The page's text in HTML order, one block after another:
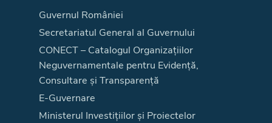
Guvernul României
Secretariatul General al Guvernului
CONECT – Catalogul Organizațiilor
Neguvernamentale pentru Evidență,
Consultare și Transparență
E-Guvernare
Ministerul Investițiilor și Proiectelor